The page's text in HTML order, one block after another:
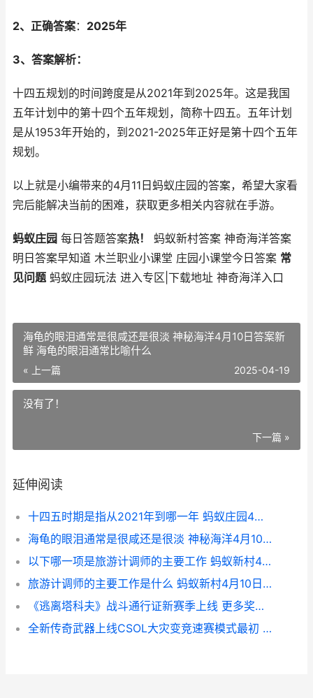
2、正确答案： 2025年
3、答案解析：
十四五规划的时间跨度是从2021年到2025年。这是我国
五年计划中的第十四个五年规划，简称十四五。五年计划
是从1953年开始的，到2021-2025年正好是第十四个五年
规划。
以上就是小编带来的4月11日蚂蚁庄园的答案，希望大家看
完后能解决当前的困难，获取更多相关内容就在手游。
蚂蚁庄园 每日答题答案热！
蚂蚁新村答案 神奇海洋答案
明日答案早知道 木兰职业小课堂 庄园小课堂今日答案 常
见问题蚂蚁庄园玩法 进入专区|下载地址 神奇海洋入口
海龟的眼泪通常是很咸还是很淡 神秘海洋4月10日答案新
鲜 海龟的眼泪通常比喻什么
« 上一篇 2025-04-19
没有了！
下一篇 »
延伸阅读
十四五时期是指从2021年到哪一年 蚂蚁庄园4月11日答案新鲜 十四五时期是指2020年到2035年
海龟的眼泪通常是很咸还是很淡 神秘海洋4月10日答案新鲜 海龟的眼泪通常比喻什么
以下哪一项是旅游计调师的主要工作 蚂蚁新村4月10日答案 以下哪一项是旅游计调师
旅游计调师的主要工作是什么 蚂蚁新村4月10日答案新鲜 旅游计调师国家职业标准
《逃离塔科夫》战斗通行证新赛季上线 更多奖励方式 逃离塔科夫2d版
全新传奇武器上线CSOL大灾变竞速赛模式最初 传奇最新武器